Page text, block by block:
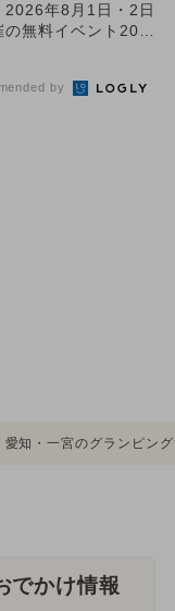
2026年8月1日・2日
の無料イベント20選
by
知・一宮のグランピン
でかけ情報